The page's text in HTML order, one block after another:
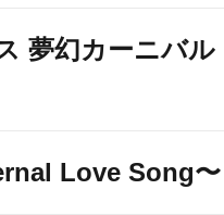
夢幻カーニバル
Love Song〜